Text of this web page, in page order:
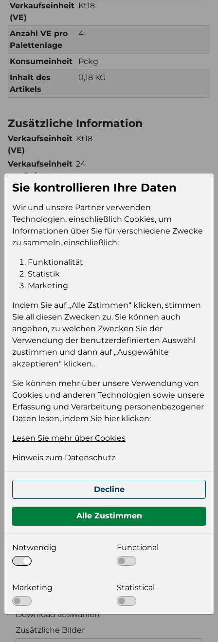
Verkaufseinheit
(VE)
Kt18
Anzahl VE pro
Palettenlage
4
Konsumeinheit
Pckg
Inhalt des
Artikels
0,18 KG
Zusätzliche Information
Verkaufseinheit
(VE)
Kt18
Verkaufseinheit
pro Palette
24
Konsumeinheit
Pckg
Stückzahl pro
Palette
432
Sie müssen eingeloggt sein, um Preise zu
Einloggen Anmeldung für B2B Konto
Produktinformation
Wählen Sie eine Sprache und ein Format für
Ihre Produktdatei aus
Format auswählen
Bildeinstellungen
wählen Sie eine Auflösung für Ihr Bild aus
Bildauflösung
Zusätzliche Produktinformationen
Optional weitere Produktinformationen zum
Download auswählen
Zusätzliche Bilder
Sie kontrollieren Ihre Daten
Wir und unsere Partner verwenden
Technologien, einschließlich Cookies, um
Informationen über Sie für verschiedene Zwecke
zu sammeln, einschließlich:
Funktionalität
Statistik
Marketing
Indem Sie auf „Alle Zstimmen“ klicken, stimmen
Sie all diesen Zwecken zu. Sie können auch
angeben, zu welchen Zwecken Sie der
Verwendung der benutzerdefinierten Auswahl
zustimmen und dann auf „Ausgewählte
akzeptieren“ klicken..
Sie können mehr über unsere Verwendung von
Cookies und anderen Technologien sowie unsere
Erfassung und Verarbeitung personenbezogener
Daten lesen, indem Sie hier klicken:
Lesen Sie mehr über Cookies
Hinweis zum Datenschutz
Decline
Alle Zustimmen
Notwendig Functional
Marketing Statistical